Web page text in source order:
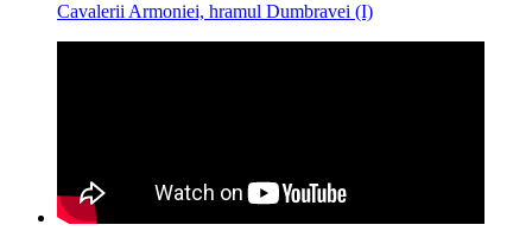
Cavalerii Armoniei, hramul Dumbravei (I)